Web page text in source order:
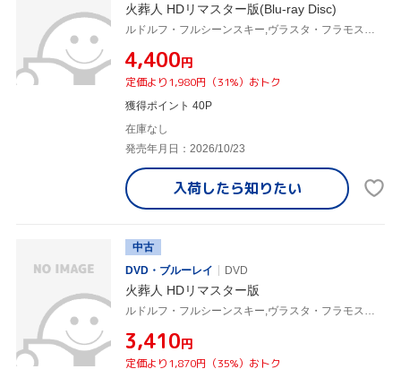
火葬人 HDリマスター版(Blu-ray Disc)
¥4,400円
定価より1,980円（31%）おトク
獲得ポイント 40P
在庫なし
発売年月日：2026/10/23
入荷したら知りたい
中古
DVD・ブルーレイ
DVD
火葬人 HDリマスター版
¥3,410円
定価より1,870円（35%）おトク